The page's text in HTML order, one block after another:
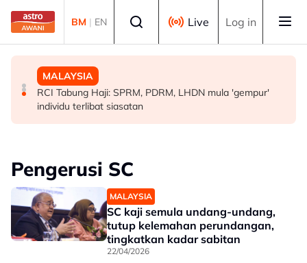
Skip to main content
BM | EN Live Log in
MALAYSIA
Kerajaan pastikan syor, dapatan RCI Tabung Haji
disiasat tuntas tanpa kompromi - PM Anwar
POLITIK
'Pihak ketiga' jangan ganggu usaha persefahaman parti
Melayu - Asyraf Wajdi
MALAYSIA
RCI Tabung Haji: SPRM, PDRM, LHDN mula 'gempur'
individu terlibat siasatan
Pengerusi SC
MALAYSIA
SC kaji semula undang-undang,
tutup kelemahan perundangan,
tingkatkan kadar sabitan
22/04/2026